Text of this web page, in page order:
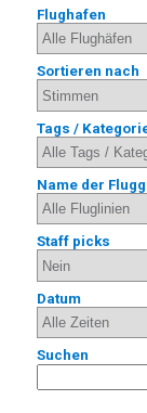
Flughafen
Sortieren nach
Tags /
Name der
Staff picks
Datum
Suchen